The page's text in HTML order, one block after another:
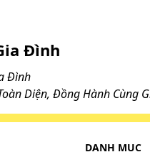
được dùng xịt mũi.
Đình
Đình
Diện, Đồng Hành Cùng
DANH MỤC